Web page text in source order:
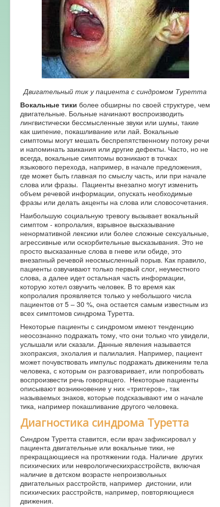
Двигательный тик у пациента с синдромом Туретта
Вокальные тики более обширны по своей структуре, чем
двигательные. Больные начинают воспроизводить
лингвистически бессмысленные звуки или шумы, такие
как шипение, покашливание или лай. Вокальные
симптомы могут мешать беспрепятственному потоку речи
и напоминать заикания или другие дефекты. Часто, но не
всегда, вокальные симптомы возникают в точках
языкового перехода, например, в начале предложения,
где может быть главная по смыслу часть, или при начале
слова или фразы. Пациенты внезапно могут изменить
объем речевой информации, опускать необходимые
фразы или делать акценты на слова или словосочетания.
Наибольшую социальную тревогу вызывает вокальный
симптом - копролалия, взрывное высказывание
ненормативной лексики или более сложные сексуальные,
агрессивные или оскорбительные высказывания. Это не
просто высказанные слова в гневе или обиде, это
внезапный речевой неосмысленный порыв. Как правило,
пациенты озвучивают только первый слог, неуместного
слова, а далее идет остальная часть информации,
которую хотел озвучить человек. В то время как
копролалия проявляется только у небольшого числа
пациентов от 5 – 30 %, она остается самым известным из
всех симптомов синдрома Туретта.
Некоторые пациенты с синдромом имеют тенденцию
неосознанно подражать тому, что они только что увидели,
услышали или сказали. Данные явления называется
эхопраксия, эхолалия и палилалия. Например, пациент
может почувствовать импульс подражать движениям тела
человека, с которым он разговаривает, или попробовать
воспроизвести речь говорящего. Некоторые пациенты
описывают возникновение у них «триггеров», так
называемых знаков, которые подсказывают им о начале
тика, например покашливание другого человека.
Диагностика синдрома Туретта
Синдром Туретта ставится, если врач зафиксировал у
пациента двигательные или вокальные тики, не
прекращающиеся на протяжении года. Наличие других
психических или неврологическихрасстройств, включая
наличие в детском возрасте непроизвольных
двигательных расстройств, например дистонии, или
психических расстройств, например, повторяющиеся
движения.